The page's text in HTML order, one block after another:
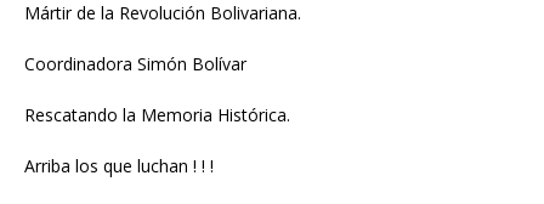
Mártir de la Revolución Bolivariana.
Coordinadora Simón Bolívar
Rescatando la Memoria Histórica.
Arriba los que luchan ! ! !